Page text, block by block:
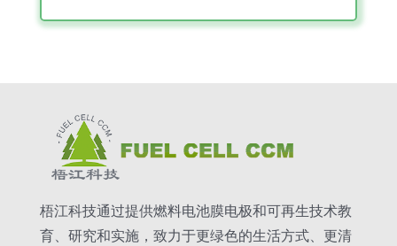
梧江科技通过提供燃料电池膜电极和可再生技术教
育、研究和实施，致力于更绿色的生活方式、更清